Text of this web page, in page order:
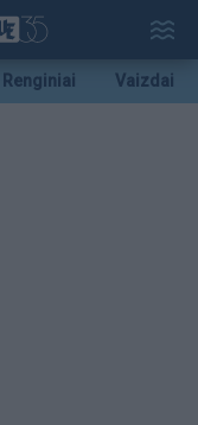
Renginiai Vaizdai